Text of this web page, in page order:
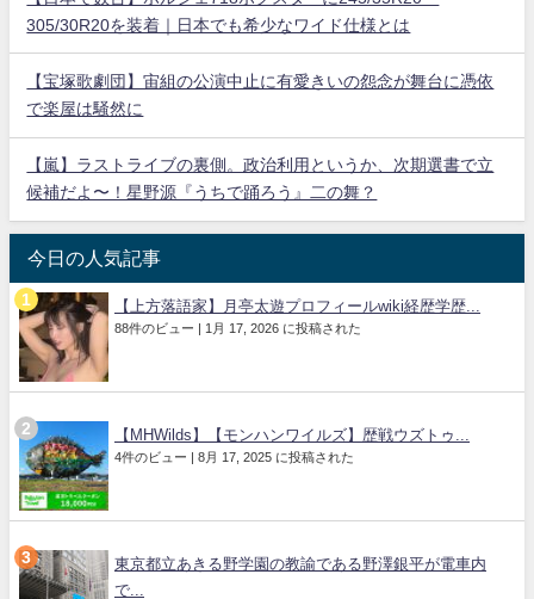
305/30R20を装着｜日本でも希少なワイド仕様とは
【宝塚歌劇団】宙組の公演中止に有愛きいの怨念が舞台に憑依
で楽屋は騒然に
【嵐】ラストライブの裏側。政治利用というか、次期選書で立
候補だよ〜！星野源『うちで踊ろう』二の舞？
今日の人気記事
【上方落語家】月亭太遊プロフィールwiki経歴学歴...
88件のビュー | 1月 17, 2026 に投稿された
【MHWilds】【モンハンワイルズ】歴戦ウズトゥ...
4件のビュー | 8月 17, 2025 に投稿された
東京都立あきる野学園の教諭である野澤銀平が電車内
で...